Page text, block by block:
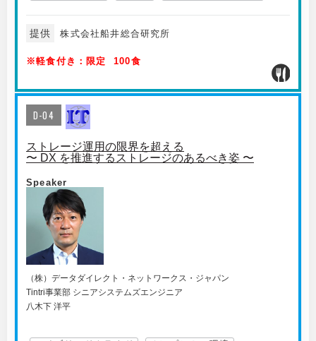
提供 株式会社船井総合研究所
※軽食付き：限定 100食
D-04
ストレージ運用の限界を超える
〜 DX を推進するストレージのあるべき姿 〜
Speaker
（株）データダイレクト・ネットワークス・ジャパン
Tintri事業部 シニアシステムズエンジニア
八木下 洋平